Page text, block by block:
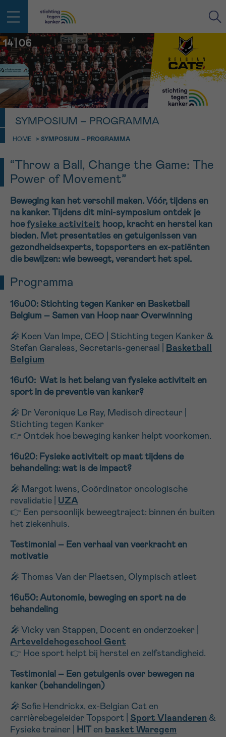
SYMPOSIUM – PROGRAMMA
HOME > SYMPOSIUM – PROGRAMMA
“Throw a Ball, Change the Game: The
Power of Movement”
Beweging kan het verschil maken. Vóór, tijdens en
na kanker. Tijdens dit mini-symposium ontdek je
hoefysieke activiteit hoop, kracht en herstel kan
bieden. Met presentaties en getuigenissen van
gezondheidsexperts, topsporters en ex-patiënten
die bewijzen: wie beweegt, verandert het spel.
Programma
16u00: Stichting tegen Kanker en Basketball
Belgium – Samen van Hoop naar Overwinning
🎤 Koen Van Impe, CEO | Stichting tegen Kanker &
Stefan Garaleas, Secretaris-generaal |
Basketball
Belgium
16u10: Wat is het belang van fysieke activiteit en
sport in de preventie van kanker?
🎤 Dr Veronique Le Ray, Medisch directeur |
Stichting tegen Kanker
👉 Ontdek hoe beweging kanker helpt voorkomen.
16u20: Fysieke activiteit op maat tijdens de
behandeling: wat is de impact?
🎤 Margot Iwens, Coördinator oncologische
revalidatie | UZA
👉 Een persoonlijk beweegtraject: binnen én buiten
het ziekenhuis.
Testimonial – Een verhaal van veerkracht en
motivatie
🎤 Thomas Van der Plaetsen, Olympisch atleet
16u50: Autonomie, beweging en sport na de
behandeling
🎤 Vicky van Stappen, Docent en onderzoeker |
Arteveldehogeschool Gent
👉 Hoe sport helpt bij herstel en zelfstandigheid.
Testimonial – Een getuigenis over bewegen na
kanker (behandelingen)
🎤 Sofie Hendrickx, ex-Belgian Cat en
carrièrebegeleider Topsport | Sport Vlaanderen &
Fysieke trainer
HIT en basket Waregem
EMAIL
VOORNAAM
IN DE STRIJD TEGEN KANKER STA
JE NIET ALLEEN
Professionele medewerkers beantwoorden je vragen
Contacteer ons gratis
contactformulier
Ik wil graag opgebeld worden
Meer weten over Kankerinfo
geen enkele diagnose
NAAM
VOORNAAM
EMAIL
MIJN VRAAG
Ja, stuur mij de nieuwsbrief
Ik aanvaard degebruiksvoorwaarden
TERUG
KIES DE TIJDSSPANNE VAN JE AFSPRAAK
9h-11h
11h-13h
13h-16h
16h-18h
Verder